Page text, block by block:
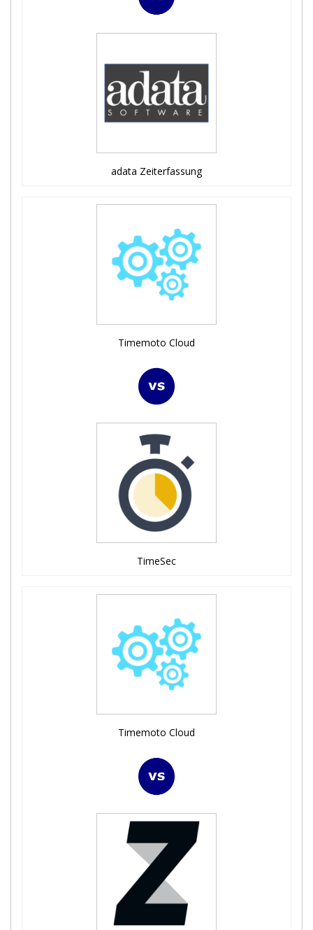
adata Zeiterfassung
Timemoto Cloud
TimeSec
Timemoto Cloud